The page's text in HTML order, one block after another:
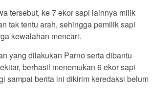
tersebut, ke 7 ekor sapi lainnya milik
tak tentu arah, sehingga pemilik sapi
kewalahan mencari.
yang dilakukan Parno serta dibantu
berhasil menemukan 6 ekor sapi
sampai berita ini dikirim keredaksi belum